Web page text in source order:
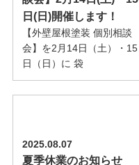
日(日)開催します！
【外壁屋根塗装 個別相談
会】を2月14日（土）・15
日（日）に 袋
2025.08.07
夏季休業のお知らせ